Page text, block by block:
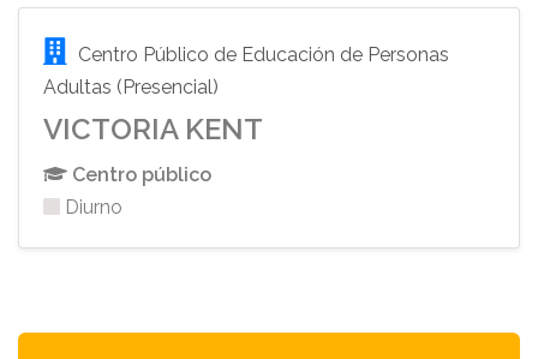
Centro Público de Educación de Personas
Adultas (Presencial)
VICTORIA KENT
Centro público
Diurno